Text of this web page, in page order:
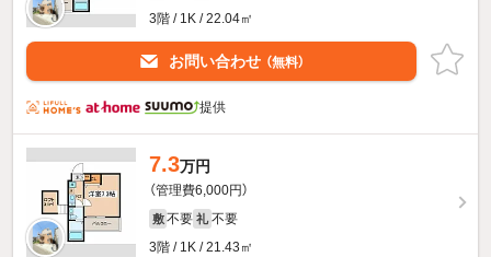
3階 / 1K / 22.04㎡
お問い合わせ （無料）
提供
7.3万円
（管理費6,000円）
敷 不要 礼 不要
3階 / 1K / 21.43㎡